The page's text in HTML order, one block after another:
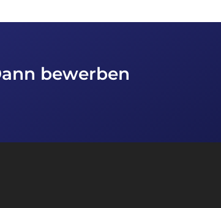
bewerben